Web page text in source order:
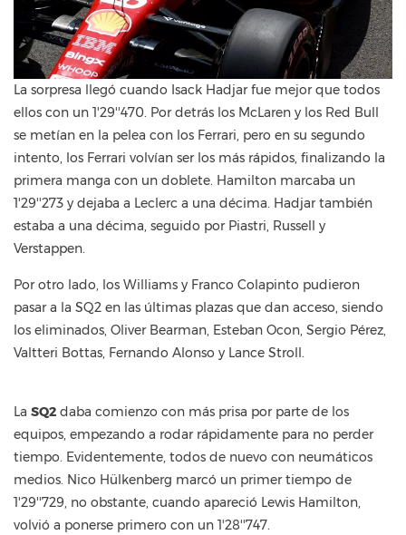
La sorpresa llegó cuando Isack Hadjar fue mejor que todos
ellos con un 1'29''470. Por detrás los McLaren y los Red Bull
se metían en la pelea con los Ferrari, pero en su segundo
intento, los Ferrari volvían ser los más rápidos, finalizando la
primera manga con un doblete. Hamilton marcaba un
1'29''273 y dejaba a Leclerc a una décima. Hadjar también
estaba a una décima, seguido por Piastri, Russell y
Verstappen.
Por otro lado, los Williams y Franco Colapinto pudieron
pasar a la SQ2 en las últimas plazas que dan acceso, siendo
los eliminados, Oliver Bearman, Esteban Ocon, Sergio Pérez,
Valtteri Bottas, Fernando Alonso y Lance Stroll.
La SQ2 daba comienzo con más prisa por parte de los
equipos, empezando a rodar rápidamente para no perder
tiempo. Evidentemente, todos de nuevo con neumáticos
medios. Nico Hülkenberg marcó un primer tiempo de
1'29''729, no obstante, cuando apareció Lewis Hamilton,
volvió a ponerse primero con un 1'28''747.